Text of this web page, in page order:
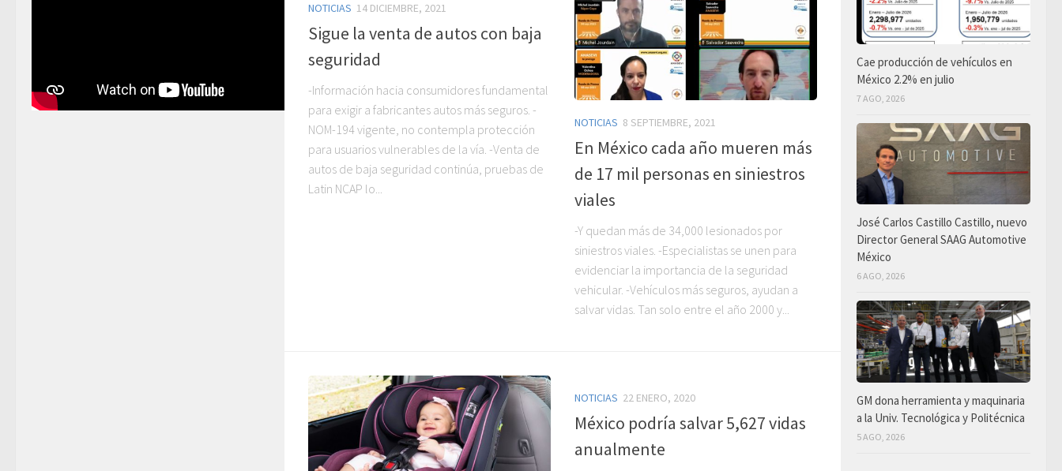
NOTICIAS 14 DICIEMBRE, 2021
Sigue la venta de autos con baja
seguridad
-Información hacia consumidores fundamental
para exigir a fabricantes autos más seguros. -
NOM-194 vigente, no contempla protección
para usuarios vulnerables de la vía. -Venta de
autos de baja seguridad continúa, pruebas de
Latin NCAP lo...
NOTICIAS 8 SEPTIEMBRE, 2021
En México cada año mueren más
de 17 mil personas en siniestros
viales
-Y quedan más de 34,000 lesionados por
siniestros viales. -Especialistas se unen para
evidenciar la importancia de la seguridad
vehicular. -Vehículos más seguros, ayudan a
salvar vidas. Tan solo entre el año 2000 y...
NOTICIAS 22 ENERO, 2020
México podría salvar 5,627 vidas
anualmente
Cae producción de vehículos en
México 2.2% en julio
7 AGO, 2026
José Carlos Castillo Castillo, nuevo
Director General SAAG Automotive
México
6 AGO, 2026
GM dona herramienta y maquinaria
a la Univ. Tecnológica y Politécnica
5 AGO, 2026